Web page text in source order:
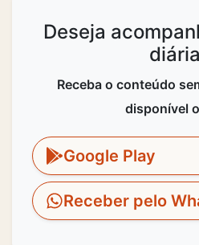
Deseja
Receba o conteúdo
disponível
Google Play
Receber pelo